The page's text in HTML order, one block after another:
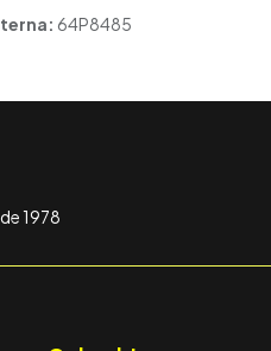
64P8485
1978